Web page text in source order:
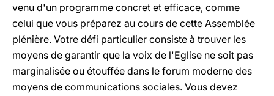
venu d'un programme concret et efficace, comme
celui que vous préparez au cours de cette Assemblée
plénière. Votre défi particulier consiste à trouver les
moyens de garantir que la voix de l'Eglise ne soit pas
marginalisée ou étouffée dans le forum moderne des
moyens de communications sociales. Vous devez